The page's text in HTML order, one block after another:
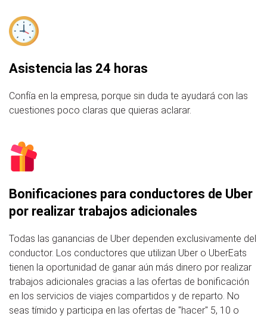
Asistencia las 24 horas
Confía en la empresa, porque sin duda te ayudará con las
cuestiones poco claras que quieras aclarar.
Bonificaciones para conductores de Uber
por realizar trabajos adicionales
Todas las ganancias de Uber dependen exclusivamente del
conductor. Los conductores que utilizan Uber o UberEats
tienen la oportunidad de ganar aún más dinero por realizar
trabajos adicionales gracias a las ofertas de bonificación
en los servicios de viajes compartidos y de reparto. No
seas tímido y participa en las ofertas de "hacer" 5, 10 o